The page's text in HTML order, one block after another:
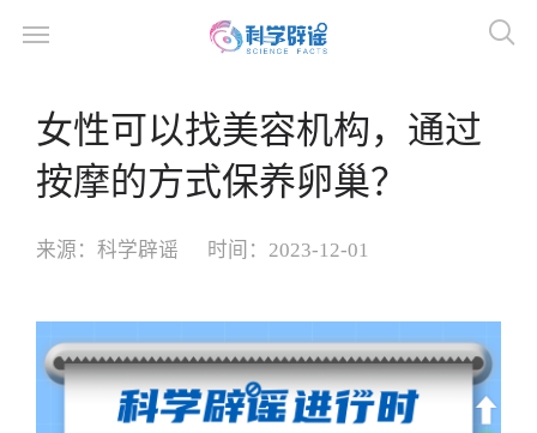
女性可以找美容机构，通过
按摩的方式保养卵巢？
来源： 科学辟谣 时间： 2023-12-01